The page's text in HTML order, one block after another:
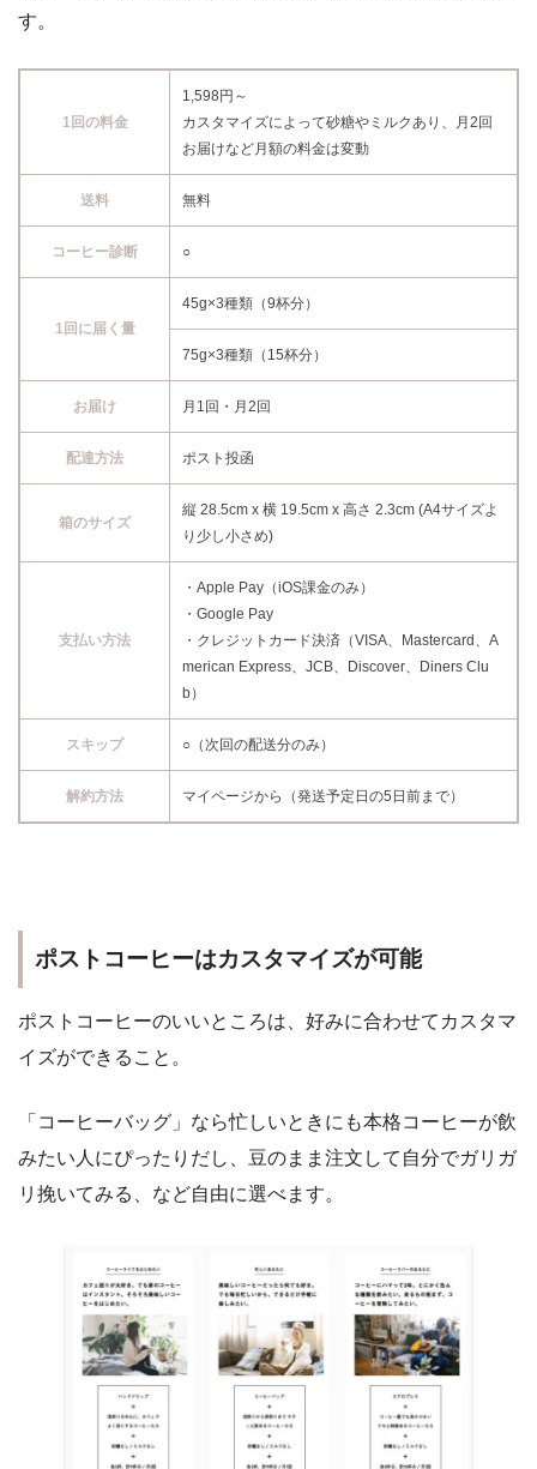
す。
1回の料金
1,598円～
カスタマイズによって砂糖やミルクあり、月2回
お届けなど月額の料金は変動
送料 無料
コーヒー診断 ○
1回に届く量
45g×3種類（9杯分）
75g×3種類（15杯分）
お届け 月1回・月2回
配達方法 ポスト投函
箱のサイズ
縦 28.5cm x 横 19.5cm x 高さ 2.3cm (A4サイズよ
り少し小さめ)
支払い方法
・Apple Pay（iOS課金のみ）
・Google Pay
・クレジットカード決済（VISA、Mastercard、A
merican Express、JCB、Discover、Diners Clu
b）
スキップ ○（次回の配送分のみ）
解約方法 マイページから（発送予定日の5日前まで）
ポストコーヒーはカスタマイズが可能
ポストコーヒーのいいところは、好みに合わせてカスタマ
イズができること。
「コーヒーバッグ」なら忙しいときにも本格コーヒーが飲
みたい人にぴったりだし、豆のまま注文して自分でガリガ
リ挽いてみる、など自由に選べます。